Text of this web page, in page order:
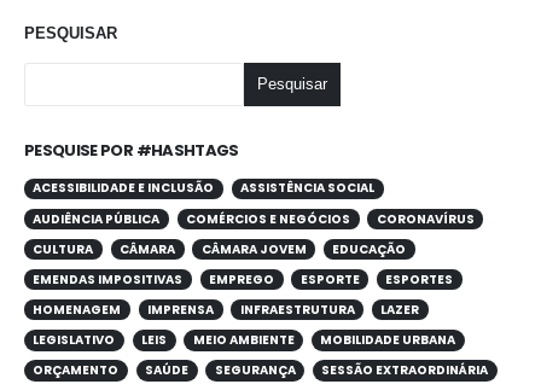
PESQUISAR
Pesquisar
PESQUISE POR #HASHTAGS
ACESSIBILIDADE E INCLUSÃO
ASSISTÊNCIA SOCIAL
AUDIÊNCIA PÚBLICA
COMÉRCIOS E NEGÓCIOS
CORONAVÍRUS
CULTURA
CÂMARA CÂMARA JOVEM
EDUCAÇÃO
EMENDAS IMPOSITIVAS
EMPREGO ESPORTE
ESPORTES
HOMENAGEM
IMPRENSA INFRAESTRUTURA
LAZER
LEGISLATIVO
LEIS MEIO AMBIENTE
MOBILIDADE URBANA
ORÇAMENTO
SAÚDE SEGURANÇA
SESSÃO EXTRAORDINÁRIA